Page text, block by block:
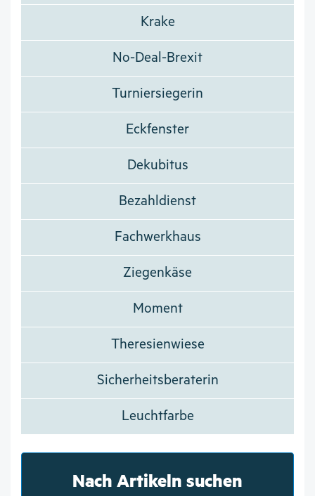
Krake
No-Deal-Brexit
Turniersiegerin
Eckfenster
Dekubitus
Bezahldienst
Fachwerkhaus
Ziegenkäse
Moment
Theresienwiese
Sicherheitsberaterin
Leuchtfarbe
Nach Artikeln suchen